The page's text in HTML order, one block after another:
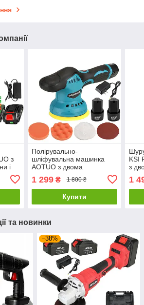
з
і
21V
Полірувально-
шліфувальна машинка
AOTUO з двома
акумуляторами 12V 1500
Ah
1 299₴ 1 800 ₴
Купити
KSI
з
1
та новинки
–38%